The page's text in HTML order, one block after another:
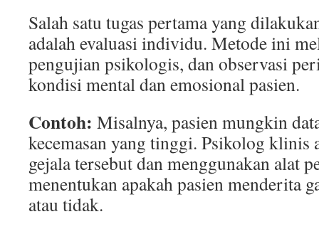
Salah satu tugas pertama yang
adalah evaluasi individu. Metode ini
pengujian psikologis, dan observasi
kondisi mental dan emosional pasien.
Contoh: Misalnya, pasien mungkin
kecemasan yang tinggi. Psikolog klinis
gejala tersebut dan menggunakan alat
menentukan apakah pasien menderita
atau tidak.